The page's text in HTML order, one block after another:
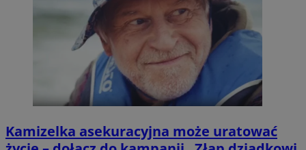
Kamizelka asekuracyjna może uratować